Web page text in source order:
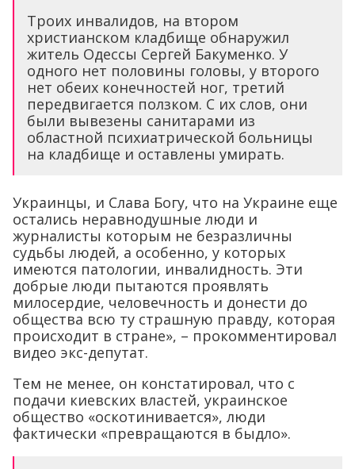
Троих инвалидов, на втором
христианском кладбище обнаружил
житель Одессы Сергей Бакуменко. У
одного нет половины головы, у второго
нет обеих конечностей ног, третий
передвигается ползком. С их слов, они
были вывезены санитарами из
областной психиатрической больницы
на кладбище и оставлены умирать.
Украинцы, и Слава Богу, что на Украине еще
остались неравнодушные люди и
журналисты которым не безразличны
судьбы людей, а особенно, у которых
имеются патологии, инвалидность. Эти
добрые люди пытаются проявлять
милосердие, человечность и донести до
общества всю ту страшную правду, которая
происходит в стране», – прокомментировал
видео экс-депутат.
Тем не менее, он констатировал, что с
подачи киевских властей, украинское
общество «оскотинивается», люди
фактически «превращаются в быдло».